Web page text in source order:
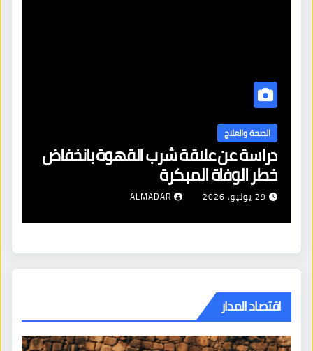
الصحة والعلاج
دراسة عن علاقة شرب القهوة بانخفاض
خطر الوفاة المبكرة
29 يوليو، 2026 ALMADAR
اقتصاد المدار